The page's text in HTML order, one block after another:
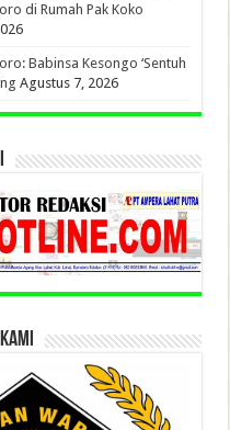
di Rumah Pak Koko
Babinsa Kesongo ‘Sentuh
Agustus 7, 2026